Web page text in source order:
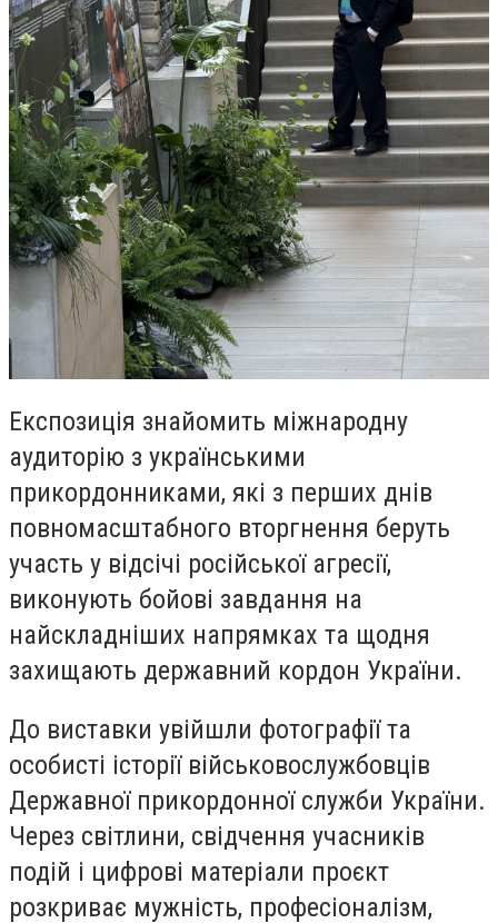
Експозиція знайомить міжнародну
аудиторію з українськими
прикордонниками, які з перших днів
повномасштабного вторгнення беруть
участь у відсічі російської агресії,
виконують бойові завдання на
найскладніших напрямках та щодня
захищають державний кордон України.
До виставки увійшли фотографії та
особисті історії військовослужбовців
Державної прикордонної служби України.
Через світлини, свідчення учасників
подій і цифрові матеріали проєкт
розкриває мужність, професіоналізм,